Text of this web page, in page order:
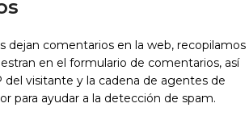
dejan comentarios en la web, recopilamos
en el formulario de comentarios, así
del visitante y la cadena de agentes de
para ayudar a la detección de spam.